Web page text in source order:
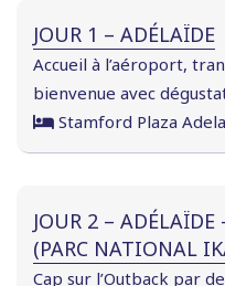
JOUR 1 – ADÉLAÏDE
Accueil à l’aéroport,
bienvenue avec
Stamford Plaza
JOUR 2 –
(PARC NATIONAL
Cap sur l’Outback par